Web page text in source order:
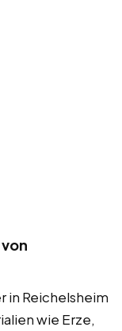
in Reichelsheim
wie Erze,